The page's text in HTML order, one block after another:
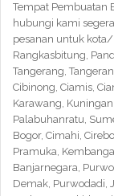
Tempat Pembuatan
hubungi kami
pesanan untuk
Rangkasbitung,
Tangerang,
Cibinong, Ciamis,
Karawang,
Palabuhanratu,
Bogor, Cimahi,
Pramuka,
Banjarnegara,
Demak, Purwodadi,